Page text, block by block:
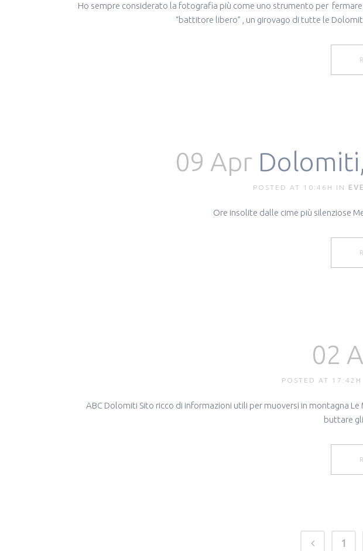
Ho sempre considerato la fotografia più come uno strumento per
“battitore libero” , un girovago di tutte le
09 Apr
POSTED AT 10:46H IN
Ore insolite dalle cime più silenziose
02
POSTED AT 17:42H
ABC Dolomiti Sito ricco di informazioni utili per muoversi in montagna
buttare
1